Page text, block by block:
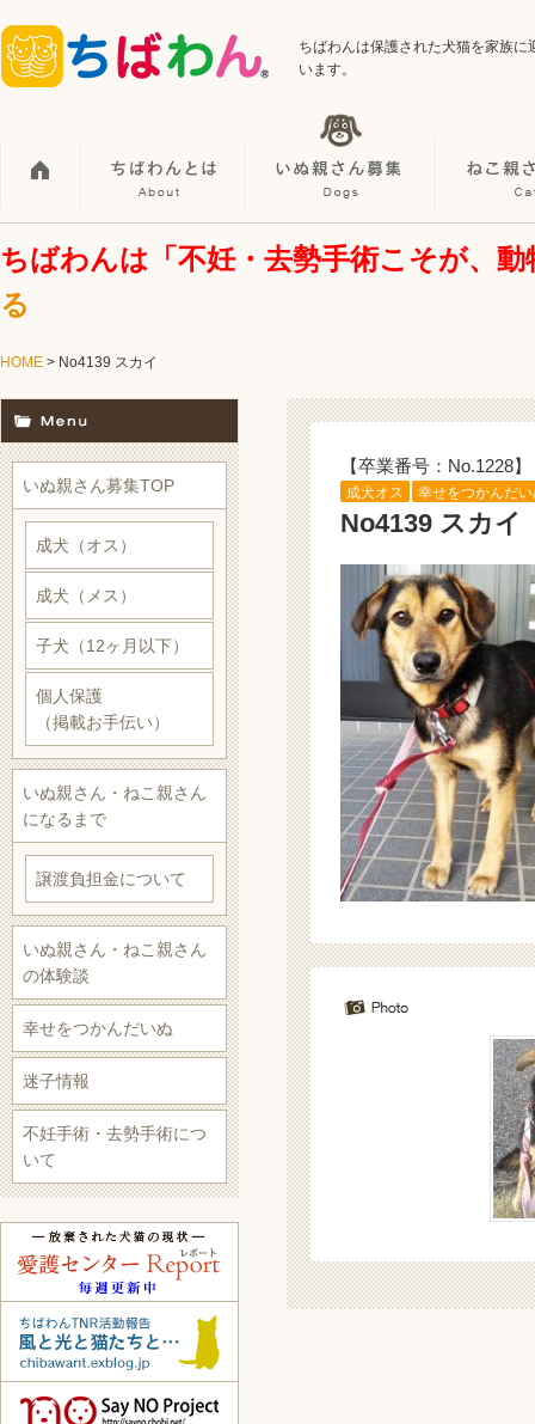
ちばわんは保護された犬猫を家族
います。
ちばわんは「不妊・去勢手術こそが、
る
HOME > No4139 スカイ
【卒業番号：No.1228】
成犬オス 幸せをつかんだ
No4139 スカイ
いぬ親さん募集TOP
成犬（オス）
成犬（メス）
子犬（12ヶ月以下）
個人保護
（掲載お手伝い）
いぬ親さん・ねこ親さん
になるまで
譲渡負担金について
いぬ親さん・ねこ親さん
の体験談
幸せをつかんだいぬ
迷子情報
不妊手術・去勢手術につ
いて